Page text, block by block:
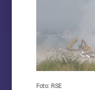
Foto: RSE